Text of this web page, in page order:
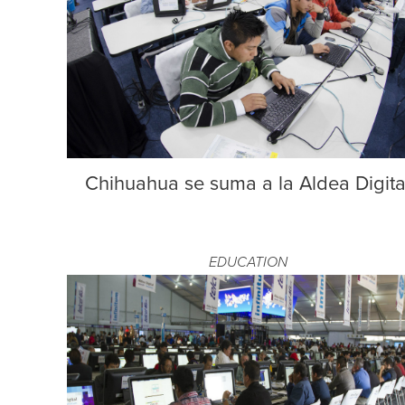
Chihuahua se suma a la Aldea
EDUCATION